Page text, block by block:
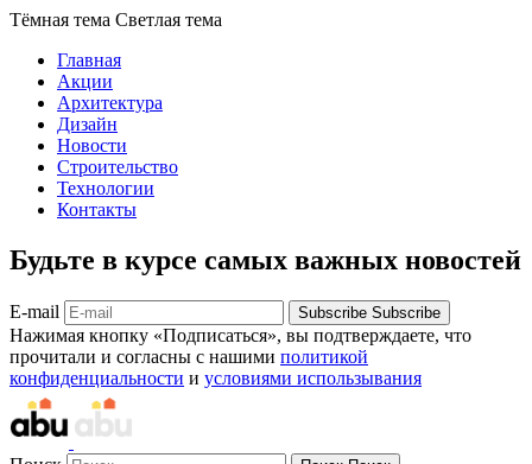
Тёмная тема Светлая тема
Главная
Акции
Архитектура
Дизайн
Новости
Строительство
Технологии
Контакты
Будьте в курсе самых важных новостей
E-mail Subscribe Subscribe
Нажимая кнопку «Подписаться», вы подтверждаете, что
прочитали и согласны с нашими политикой
конфиденциальности и условиями использывания